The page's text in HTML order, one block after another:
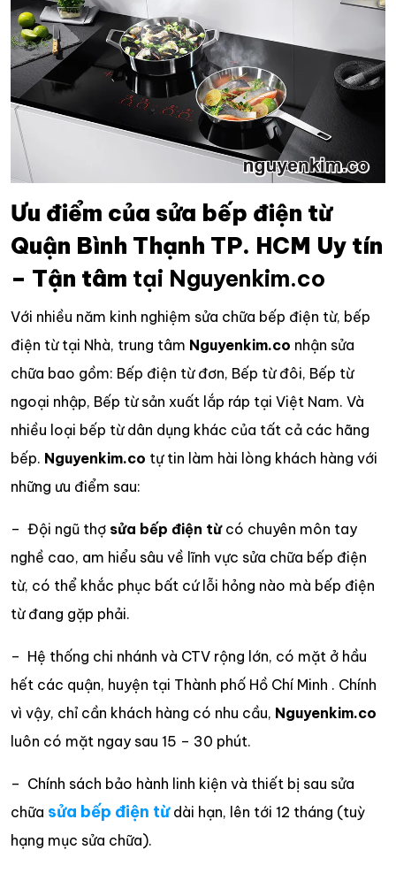
Ưu điểm của sửa bếp điện từ
Quận Bình Thạnh TP. HCM Uy tín
– Tận tâm tại Nguyenkim.co
Với nhiều năm kinh nghiệm sửa chữa bếp điện từ, bếp
điện từ tại Nhà, trung tâm Nguyenkim.co nhận sửa
chữa bao gồm: Bếp điện từ đơn, Bếp từ đôi, Bếp từ
ngoại nhập, Bếp từ sản xuất lắp ráp tại Việt Nam. Và
nhiều loại bếp từ dân dụng khác của tất cả các hãng
bếp. Nguyenkim.co tự tin làm hài lòng khách hàng với
những ưu điểm sau:
– Đội ngũ thợ sửa bếp điện từ có chuyên môn tay
nghề cao, am hiểu sâu về lĩnh vực sửa chữa bếp điện
từ, có thể khắc phục bất cứ lỗi hỏng nào mà bếp điện
từ đang gặp phải.
– Hệ thống chi nhánh và CTV rộng lớn, có mặt ở hầu
hết các quận, huyện tại Thành phố Hồ Chí Minh . Chính
vì vậy, chỉ cần khách hàng có nhu cầu, Nguyenkim.co
luôn có mặt ngay sau 15 – 30 phút.
– Chính sách bảo hành linh kiện và thiết bị sau sửa
chữa sửa bếp điện từ dài hạn, lên tới 12 tháng (tuỳ
hạng mục sửa chữa).